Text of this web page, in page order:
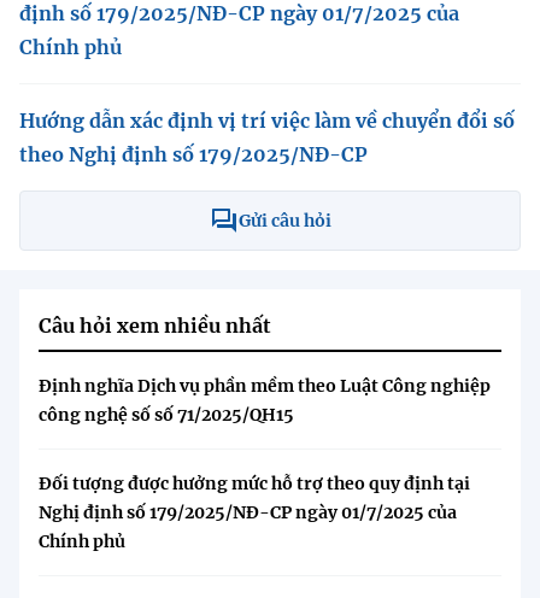
định số 179/2025/NĐ-CP ngày 01/7/2025 của
Chính phủ
Hướng dẫn xác định vị trí việc làm về chuyển đổi số
theo Nghị định số 179/2025/NĐ-CP
Gửi câu hỏi
Câu hỏi xem nhiều nhất
Định nghĩa Dịch vụ phần mềm theo Luật Công nghiệp
công nghệ số số 71/2025/QH15
Đối tượng được hưởng mức hỗ trợ theo quy định tại
Nghị định số 179/2025/NĐ-CP ngày 01/7/2025 của
Chính phủ